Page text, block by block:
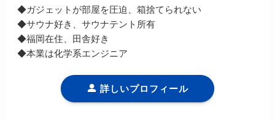
◆ガジェットが部屋を圧迫、箱捨てられない
◆サウナ好き、サウナテント所有
◆福岡在住、田舎好き
◆本業は化学系エンジニア
詳しいプロフィール